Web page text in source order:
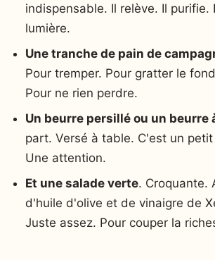
indispensable. Il relève. Il purifie.
lumière.
Une tranche de pain de
Pour tremper. Pour gratter le
Pour ne rien perdre.
Un beurre persillé ou un beurre
part. Versé à table. C'est un
Une attention.
Et une salade verte. Croquante.
d'huile d'olive et de vinaigre de
Juste assez. Pour couper la